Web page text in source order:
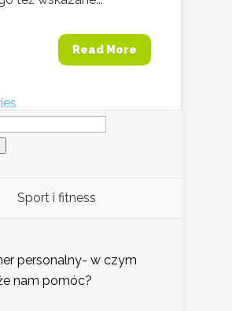
Read More
Sport i fitness
personalny- w czym
nam pomóc?